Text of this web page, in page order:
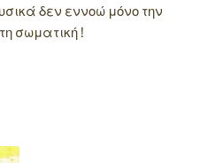
δεν εννοώ μόνο την
σωματική !